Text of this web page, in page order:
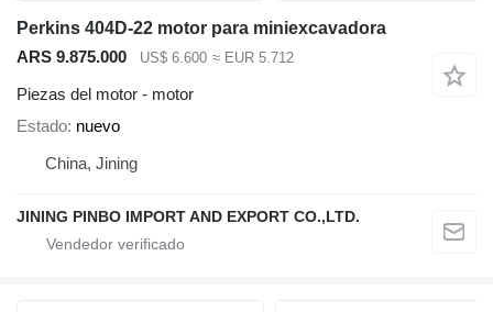
Perkins 404D-22 motor para miniexcavadora
ARS 9.875.000
US$ 6.600 ≈ EUR 5.712
Piezas del motor - motor
Estado nuevo
China, Jining
JINING PINBO IMPORT AND EXPORT CO.,LTD.